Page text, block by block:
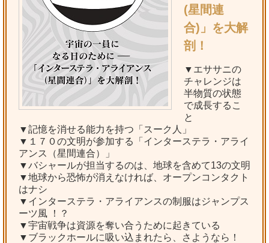
(星間連
合)」を大解
剖！
▼エササニの
チャレンジは
半物質の状態
で成長するこ
と
▼記憶を消せる能力を持つ「スーク人」
▼１７０の文明が参加する「インターステラ・アライ
アンス（星間連合）」
▼バシャールが担当するのは、地球を含めて13の文明
▼地球から恐怖が消えなければ、オープンコンタクト
はナシ
▼インターステラ・アライアンスの制服はジャンプス
ーツ風 ！？
▼宇宙戦争は資源を奪い合うために起きている
▼ブラックホールに吸い込まれたら、さようなら！